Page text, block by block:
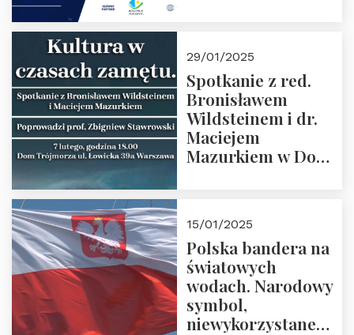
29/01/2025
Spotkanie z red.
Bronisławem
Wildsteinem i dr.
Maciejem
Mazurkiem w Domu
Prowadzi prof.
Zbigniew
Stawrowski
15/01/2025
Polska bandera na
światowych
wodach. Narodowy
symbol,
niewykorzystane